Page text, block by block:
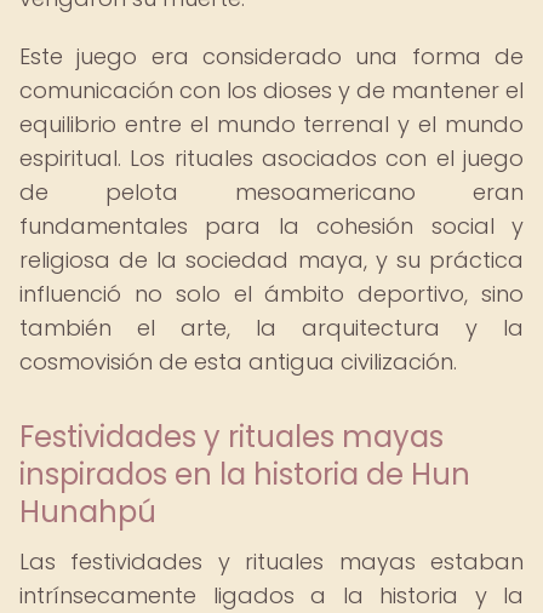
Este juego era considerado una forma de
comunicación con los dioses y de mantener el
equilibrio entre el mundo terrenal y el mundo
espiritual. Los rituales asociados con el juego
de pelota mesoamericano eran
fundamentales para la cohesión social y
religiosa de la sociedad maya, y su práctica
influenció no solo el ámbito deportivo, sino
también el arte, la arquitectura y la
cosmovisión de esta antigua civilización.
Festividades y rituales mayas
inspirados en la historia de Hun
Hunahpú
Las festividades y rituales mayas estaban
intrínsecamente ligados a la historia y la